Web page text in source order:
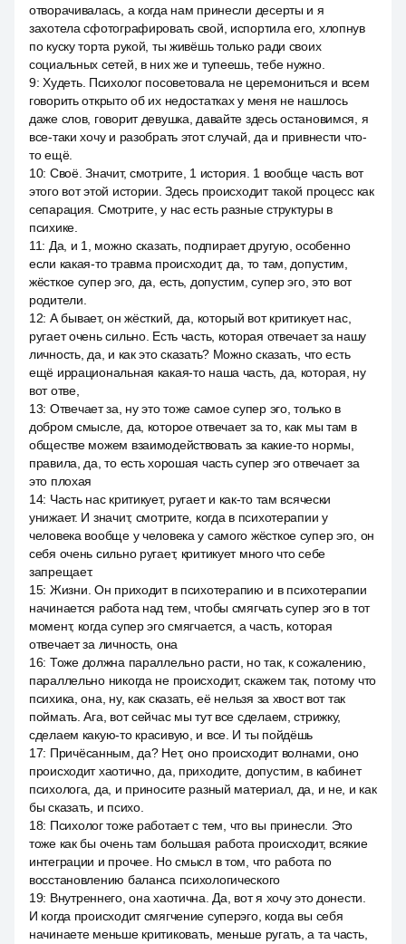
отворачивалась, а когда нам принесли десерты и я
захотела сфотографировать свой, испортила его, хлопнув
по куску торта рукой, ты живёшь только ради своих
социальных сетей, в них же и тупеешь, тебе нужно.
9:Худеть. Психолог посоветовала не церемониться и всем
говорить открыто об их недостатках у меня не нашлось
даже слов, говорит девушка, давайте здесь остановимся, я
все-таки хочу и разобрать этот случай, да и привнести что-
то ещё.
10: Своё. Значит, смотрите, 1 история. 1 вообще часть вот
этого вот этой истории. Здесь происходит такой процесс как
сепарация. Смотрите, у нас есть разные структуры в
психике.
11: Да, и 1, можно сказать, подпирает другую, особенно
если какая-то травма происходит, да, то там, допустим,
жёсткое супер эго, да, есть, допустим, супер эго, это вот
родители.
12: А бывает, он жёсткий, да, который вот критикует нас,
ругает очень сильно. Есть часть, которая отвечает за нашу
личность, да, и как это сказать? Можно сказать, что есть
ещё иррациональная какая-то наша часть, да, которая, ну
вот отве,
13: Отвечает за, ну это тоже самое супер эго, только в
добром смысле, да, которое отвечает за то, как мы там в
обществе можем взаимодействовать за какие-то нормы,
правила, да, то есть хорошая часть супер эго отвечает за
это плохая
14: Часть нас критикует, ругает и как-то там всячески
унижает. И значит, смотрите, когда в психотерапии у
человека вообще у человека у самого жёсткое супер эго, он
себя очень сильно ругает, критикует много что себе
запрещает.
15: Жизни. Он приходит в психотерапию и в психотерапии
начинается работа над тем, чтобы смягчать супер эго в тот
момент, когда супер эго смягчается, а часть, которая
отвечает за личность, она
16: Тоже должна параллельно расти, но так, к сожалению,
параллельно никогда не происходит, скажем так, потому что
психика, она, ну, как сказать, её нельзя за хвост вот так
поймать. Ага, вот сейчас мы тут все сделаем, стрижку,
сделаем какую-то красивую, и все. И ты пойдёшь
17: Причёсанным, да? Нет, оно происходит волнами, оно
происходит хаотично, да, приходите, допустим, в кабинет
психолога, да, и приносите разный материал, да, и не, и как
бы сказать, и психо.
18: Психолог тоже работает с тем, что вы принесли. Это
тоже как бы очень там большая работа происходит, всякие
интеграции и прочее. Но смысл в том, что работа по
восстановлению баланса психологического
19: Внутреннего, она хаотична. Да, вот я хочу это донести.
И когда происходит смягчение суперэго, когда вы себя
начинаете меньше критиковать, меньше ругать, а та часть,